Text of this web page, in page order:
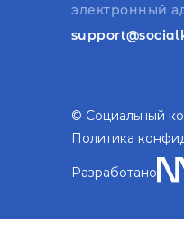
электронный
© Социальный
Политика
Разработано